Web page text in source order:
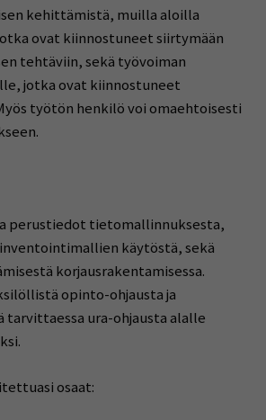
kehittämistä, muilla aloilla
ovat kiinnostuneet siirtymään
tehtäviin, sekä työvoiman
jotka ovat kiinnostuneet
työtön henkilö voi omaehtoisesti
perustiedot tietomallinnuksesta,
käytöstä, sekä
korjausrakentamisessa.
opinto-ohjausta ja
tarvittaessa ura-ohjausta alalle
osaat: